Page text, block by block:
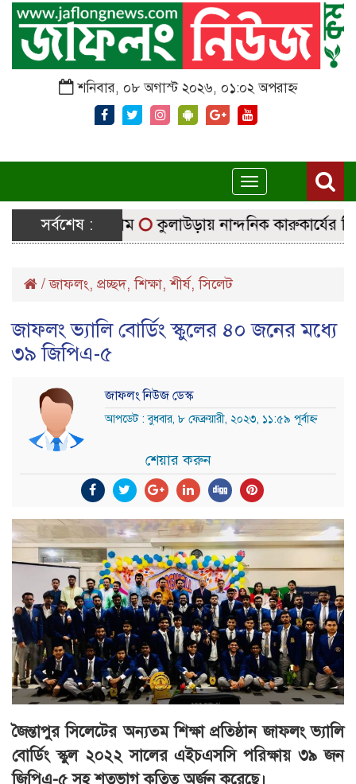
শনিবার, ০৮ অগাস্ট ২০২৬, ০১:০২ অপরাহ্ন
Toggle
navigation
সর্বশেষ :
সরঞ্জাম কুলাউড়ায় নান্দনিক কারুকার্যের শিব
/জাফলং, প্রচ্ছদ,শিক্ষা,শীর্ষ,সিলেট
জাফলং ভ্যালি বোর্ডিং স্কুলের ৪০ জনের মধ্যে
৩৯ জিপিএ-৫
জাফলং নিউজ ডেস্ক
আপডেট : বুধবার, ৮ ফেব্রুয়ারী, ২০২৩, ১১:৫৯ পূর্বাহ্ন
শেয়ার করুন
জৈন্তাপুর সিলেটের অন্যতম শিক্ষা প্রতিষ্ঠান জাফলং ভ্যালি
বোর্ডিং স্কুল ২০২২ সালের এইচএসসি পরিক্ষায় ৩৯ জন
জিপিএ-৫ সহ শতভাগ কৃতিত্ব অর্জন করেছে।